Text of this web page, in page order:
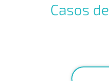
Casos de